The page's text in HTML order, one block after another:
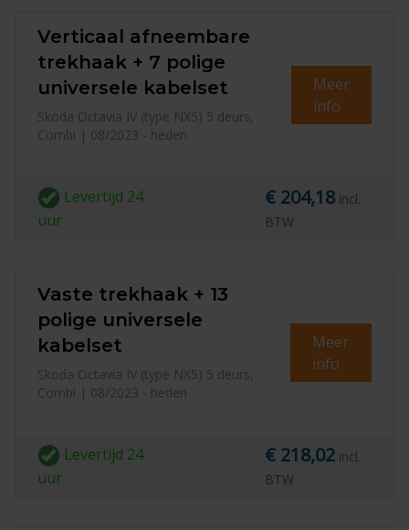
Verticaal afneembare
trekhaak + 7 polige
universele kabelset
Skoda Octavia IV (type NX5) 5 deurs,
Combi | 08/2023 - heden
Meer
info
Levertijd 24
uur
€ 204,18 incl.
BTW
Vaste trekhaak + 13
polige universele
kabelset
Skoda Octavia IV (type NX5) 5 deurs,
Combi | 08/2023 - heden
Meer
info
Levertijd 24
uur
€ 218,02 incl.
BTW